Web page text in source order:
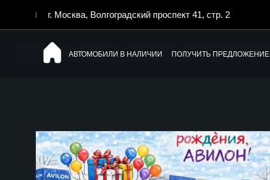
г. Москва, Волгоградский проспект 41, стр. 2
АВТОМОБИЛИ В НАЛИЧИИ ПОЛУЧИТЬ ПРЕДЛОЖЕНИЕ